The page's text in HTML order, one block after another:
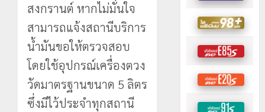
สงกรานต์ หากไม่มั่นใจ
สามารถแจ้งสถานีบริการ
น้ำมันขอให้ตรวจสอบ
โดยใช้อุปกรณ์เครื่องตวง
วัดมาตรฐานขนาด 5 ลิตร
ซึ่งมีไว้ประจำทุกสถานี